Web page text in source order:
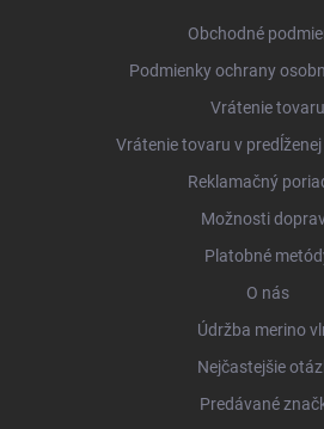
Obchodné
Podmienky ochrany
Vrátenie tovaru
Vrátenie tovaru v
Reklamačný
Možnosti
Platobné
O nás
Údržba merino
Nejčastejšie
Predávané